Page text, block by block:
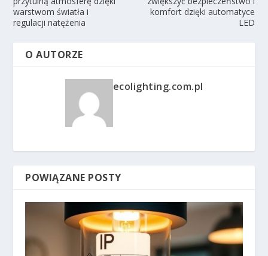
warstwom światła i
regulacji natężenia
komfort dzięki automatyce
LED
O AUTORZE
ecolighting.com.pl
POWIĄZANE POSTY